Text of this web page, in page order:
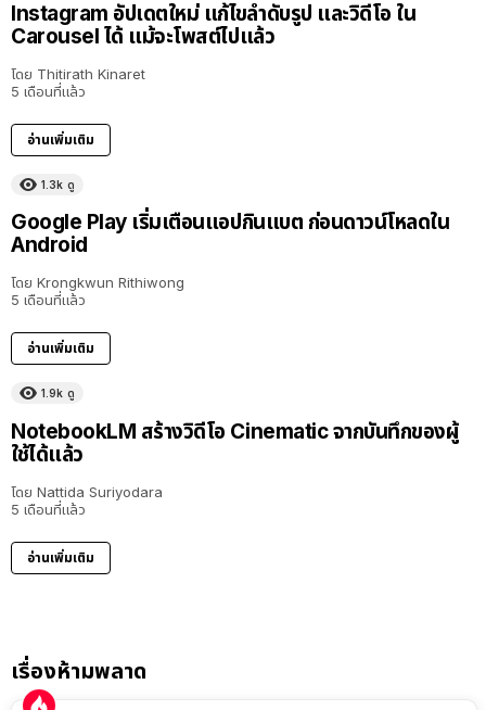
Instagram อัปเดตใหม่ แก้ไขลำดับรูป และวิดีโอ ใน
Carousel ได้ แม้จะโพสต์ไปแล้ว
โดย Thitirath Kinaret
5 เดือนที่แล้ว
อ่านเพิ่มเติม
1.3k ดู
Google Play เริ่มเตือนแอปกินแบต ก่อนดาวน์โหลดใน
Android
โดย Krongkwun Rithiwong
5 เดือนที่แล้ว
อ่านเพิ่มเติม
1.9k ดู
NotebookLM สร้างวิดีโอ Cinematic จากบันทึกของผู้
ใช้ได้แล้ว
โดย Nattida Suriyodara
5 เดือนที่แล้ว
อ่านเพิ่มเติม
เรื่องห้ามพลาด